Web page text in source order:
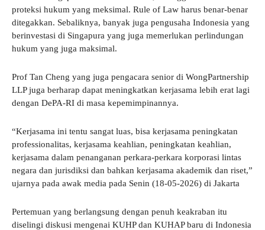
proteksi hukum yang meksimal. Rule of Law harus benar-benar
ditegakkan. Sebaliknya, banyak juga pengusaha Indonesia yang
berinvestasi di Singapura yang juga memerlukan perlindungan
hukum yang juga maksimal.
Prof Tan Cheng yang juga pengacara senior di WongPartnership
LLP juga berharap dapat meningkatkan kerjasama lebih erat lagi
dengan DePA-RI di masa kepemimpinannya.
“Kerjasama ini tentu sangat luas, bisa kerjasama peningkatan
professionalitas, kerjasama keahlian, peningkatan keahlian,
kerjasama dalam penanganan perkara-perkara korporasi lintas
negara dan jurisdiksi dan bahkan kerjasama akademik dan riset,”
ujarnya pada awak media pada Senin (18-05-2026) di Jakarta
Pertemuan yang berlangsung dengan penuh keakraban itu
diselingi diskusi mengenai KUHP dan KUHAP baru di Indonesia